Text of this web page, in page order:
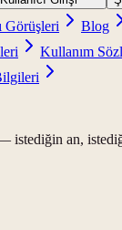
Görüşleri Blog
Kullanım
istediğin an,